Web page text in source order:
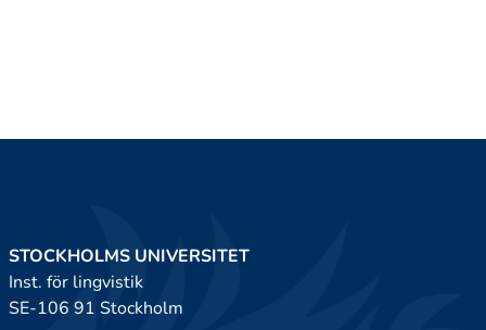
STOCKHOLMS UNIVERSITET
Inst. för lingvistik
SE-106 91 Stockholm